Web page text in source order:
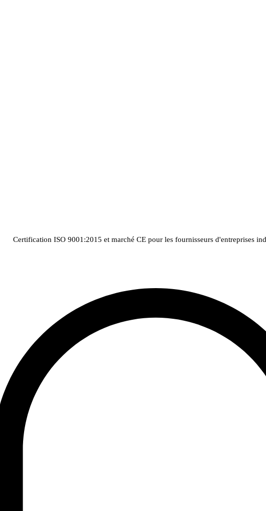
Certification ISO 9001:2015 et marché CE pour les fournisseurs d'entreprises